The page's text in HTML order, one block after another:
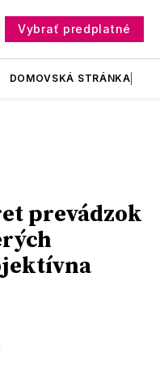
Vybrať predplatné
DOMOVSKÁ STRÁNKA
prevádzok